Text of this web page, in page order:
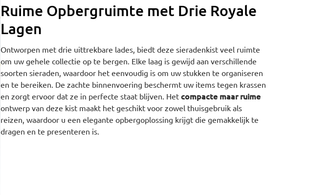
Ruime Opbergruimte met Drie Royale
Lagen
Ontworpen met drie uittrekbare lades, biedt deze sieradenkist veel ruimte
om uw gehele collectie op te bergen. Elke laag is gewijd aan verschillende
soorten sieraden, waardoor het eenvoudig is om uw stukken te organiseren
en te bereiken. De zachte binnenvoering beschermt uw items tegen krassen
en zorgt ervoor dat ze in perfecte staat blijven. Het compacte maar ruime
ontwerp van deze kist maakt het geschikt voor zowel thuisgebruik als
reizen, waardoor u een elegante opbergoplossing krijgt die gemakkelijk te
dragen en te presenteren is.